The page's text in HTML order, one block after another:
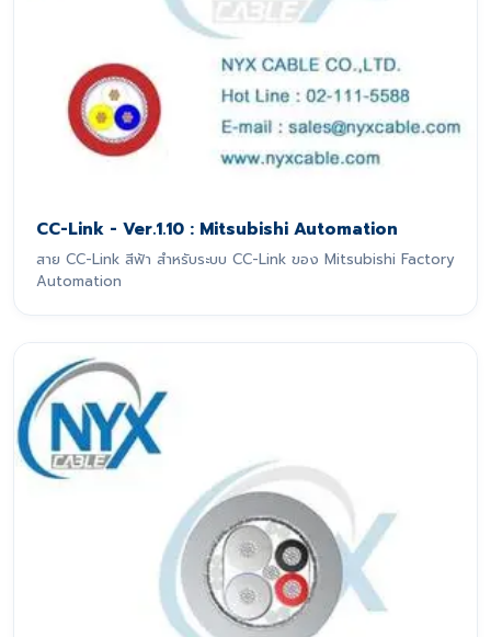
CC-Link - Ver.1.10 : Mitsubishi Automation
สาย CC-Link สีฟ้า สำหรับระบบ CC-Link ของ Mitsubishi Factory
Automation